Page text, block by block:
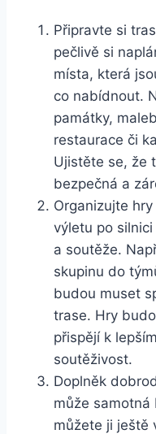
Připravte si
pečlivě si
místa, která
co nabídnout.
památky,
restaurace či
Ujistěte se, že
bezpečná a
Organizujte
výletu po
a soutěže.
skupinu do
budou muset
trase. Hry
přispějí k
soutěživost.
Doplněk
může
můžete ji ještě